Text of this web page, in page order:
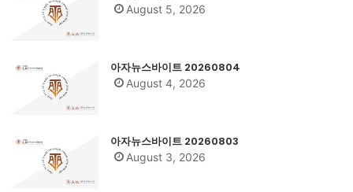
August 5, 2026
아자뉴스바이트 20260804
August 4, 2026
아자뉴스바이트 20260803
August 3, 2026